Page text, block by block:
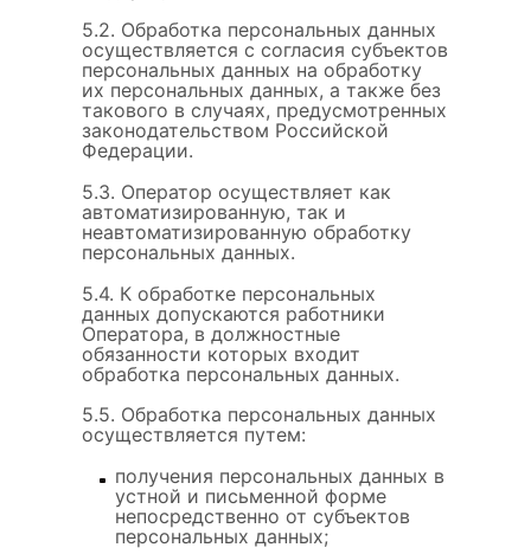
5.2. Обработка персональных данных
осуществляется с согласия субъектов
персональных данных на обработку
их персональных данных, а также без
такового в случаях, предусмотренных
законодательством Российской
Федерации.
5.3. Оператор осуществляет как
автоматизированную, так и
неавтоматизированную обработку
персональных данных.
5.4. К обработке персональных
данных допускаются работники
Оператора, в должностные
обязанности которых входит
обработка персональных данных.
5.5. Обработка персональных данных
осуществляется путем:
получения персональных данных в
устной и письменной форме
непосредственно от субъектов
персональных данных;